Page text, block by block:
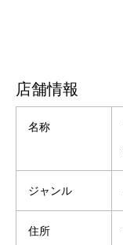
店舗情報
名称
ジャンル
住所